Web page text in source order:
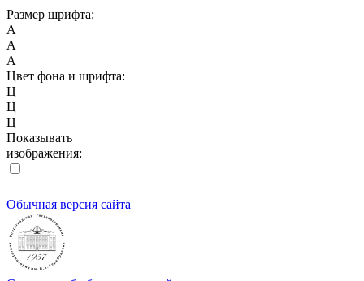
Размер шрифта:
A
A
A
Цвет фона и шрифта:
Ц
Ц
Ц
Показывать
изображения:
Обычная версия сайта